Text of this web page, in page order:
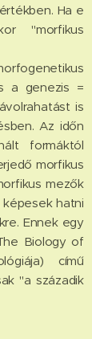
Ha e
"morfikus
a genezis =
is
Az időn
formáktól
morfikus
mezők
hatni
Ennek egy
Biology of
című
"a századik